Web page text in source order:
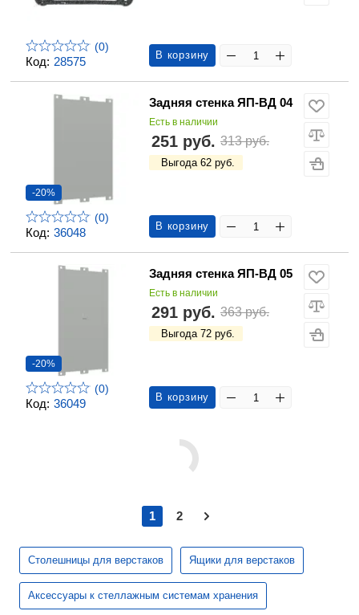
Код: 28575
(0)
В корзину
Код: 36048
-20%
(0)
Задняя стенка ЯП-ВД 04
Есть в наличии
251 руб. 313 руб.
Выгода 62 руб.
В корзину
Код: 36049
-20%
(0)
Задняя стенка ЯП-ВД 05
Есть в наличии
291 руб. 363 руб.
Выгода 72 руб.
В корзину
1 2
Столешницы для верстаков Ящики для верстаков
Аксессуары к стеллажным системам хранения